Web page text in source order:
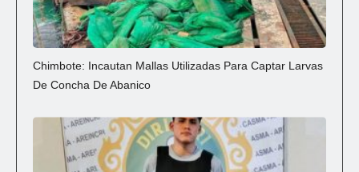
Chimbote: Incautan Mallas Utilizadas Para Captar Larvas
De Concha De Abanico